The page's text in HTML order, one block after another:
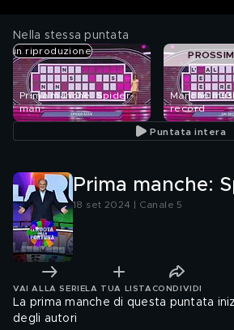
Nella stessa puntata
in riproduzione
Prima manche: Spider-
man
Manche
record
Puntata intera
Prima manche:
18 set 2024 | Canale 5
VAI ALLA SERIE LA TUA LISTA CONDIVIDI
La prima manche di questa puntata
degli autori